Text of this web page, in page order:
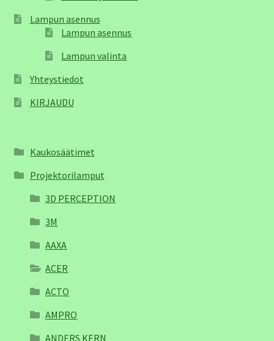
Lampun asennus
Lampun asennus
Lampun valinta
Yhteystiedot
KIRJAUDU
Kaukosäätimet
Projektorilamput
3D PERCEPTION
3M
AAXA
ACER
ACTO
AMPRO
ANDERS KERN